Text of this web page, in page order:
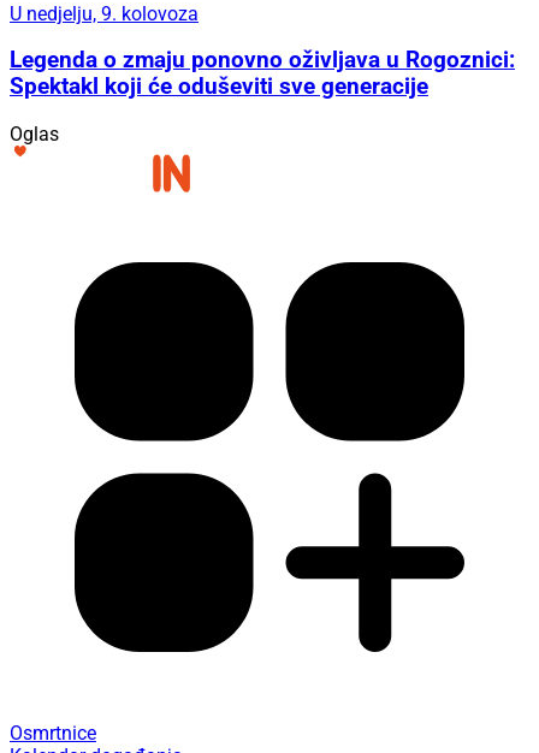
U nedjelju, 9. kolovoza
Legenda o zmaju ponovno oživljava u Rogoznici:
Spektakl koji će oduševiti sve generacije
Oglas
Osmrtnice